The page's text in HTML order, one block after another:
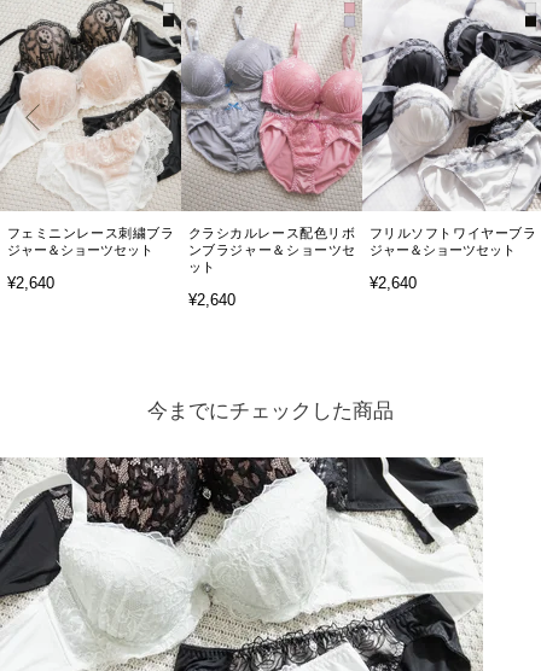
フェミニンレース刺繍ブラ
ジャー＆ショーツセット
¥2,640
クラシカルレース配色リボ
ンブラジャー＆ショーツセ
ット
¥2,640
フリルソフトワイヤーブラ
ジャー＆ショーツセット
¥2,640
今までにチェックした商品